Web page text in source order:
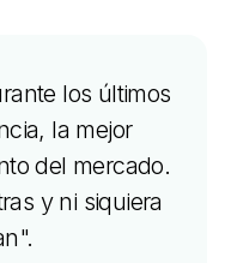
los últimos
la mejor
del mercado.
y ni siquiera